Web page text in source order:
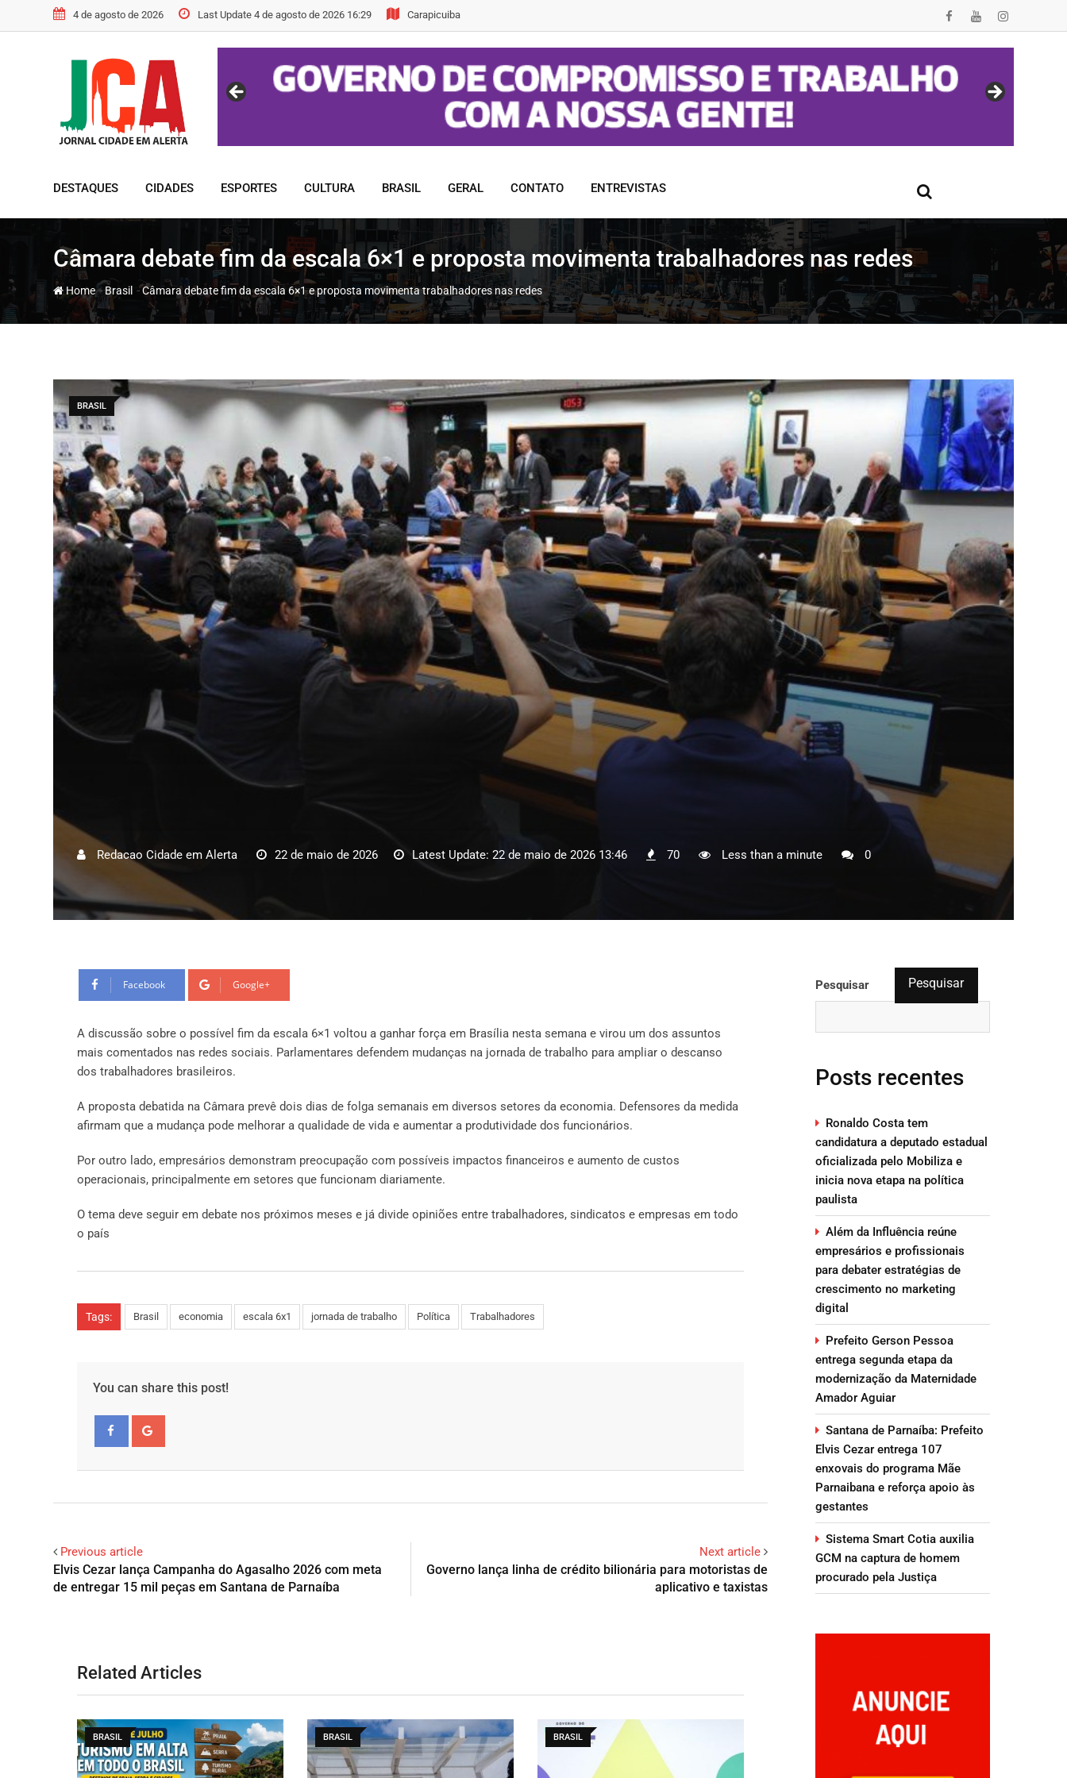
to
4 de agosto de 2026 Last Update 4 de agosto de 2026 16:29 Carapicuiba
DESTAQUES CIDADES ESPORTES CULTURA BRASIL GERAL CONTATO ENTREVISTAS
Câmara debate fim da escala 6×1 e proposta movimenta trabalhadores nas redes
Home- Brasil -Câmara debate fim da escala 6×1 e proposta movimenta trabalhadores nas redes
BRASIL
Redacao Cidade em Alerta 22 de maio de 2026 Latest Update: 22 de maio de 2026 13:46 70 Less than a minute 0
Facebook Google+
A discussão sobre o possível fim da escala 6×1 voltou a ganhar força em Brasília nesta semana e virou um dos assuntos
mais comentados nas redes sociais. Parlamentares defendem mudanças na jornada de trabalho para ampliar o descanso
dos trabalhadores brasileiros.
A proposta debatida na Câmara prevê dois dias de folga semanais em diversos setores da economia. Defensores da medida
afirmam que a mudança pode melhorar a qualidade de vida e aumentar a produtividade dos funcionários.
Por outro lado, empresários demonstram preocupação com possíveis impactos financeiros e aumento de custos
operacionais, principalmente em setores que funcionam diariamente.
O tema deve seguir em debate nos próximos meses e já divide opiniões entre trabalhadores, sindicatos e empresas em todo
o país
Tags: Brasil economia escala 6x1 jornada de trabalho Política Trabalhadores
You can share this post!
Previous article
Elvis Cezar lança Campanha do Agasalho 2026 com meta
de entregar 15 mil peças em Santana de Parnaíba
Next article
Governo lança linha de crédito bilionária para motoristas de
aplicativo e taxistas
Related Articles
BRASIL BRASIL BRASIL
Pesquisar Pesquisar
Posts recentes
Ronaldo Costa tem
candidatura a deputado estadual
oficializada pelo Mobiliza e
inicia nova etapa na política
paulista
Além da Influência reúne
empresários e profissionais
para debater estratégias de
crescimento no marketing
digital
Prefeito Gerson Pessoa
entrega segunda etapa da
modernização da Maternidade
Amador Aguiar
Santana de Parnaíba: Prefeito
Elvis Cezar entrega 107
enxovais do programa Mãe
Parnaibana e reforça apoio às
gestantes
Sistema Smart Cotia auxilia
GCM na captura de homem
procurado pela Justiça